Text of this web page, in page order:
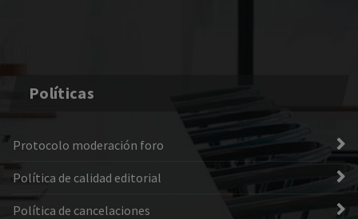
Políticas
Protocolo moderación foro
Política de calidad editorial
Política de cancelaciones